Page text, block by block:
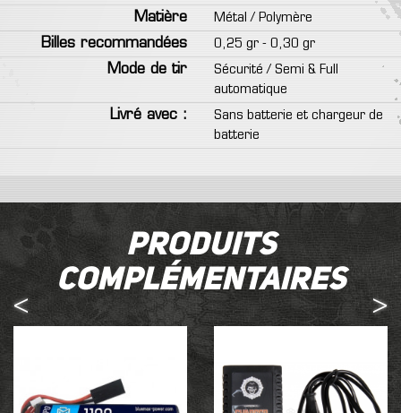
Matière
Métal / Polymère
Billes recommandées
0,25 gr - 0,30 gr
Mode de tir
Sécurité / Semi & Full
automatique
Livré avec :
Sans batterie et chargeur de
batterie
Produits
complémentaires